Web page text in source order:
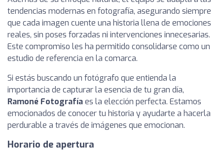
tendencias modernas en fotografía, asegurando siempre
que cada imagen cuente una historia llena de emociones
reales, sin poses forzadas ni intervenciones innecesarias.
Este compromiso les ha permitido consolidarse como un
estudio de referencia en la comarca.
Si estás buscando un fotógrafo que entienda la
importancia de capturar la esencia de tu gran día,
Ramoné Fotografíaes la elección perfecta. Estamos
emocionados de conocer tu historia y ayudarte a hacerla
perdurable a través de imágenes que emocionan.
Horario de apertura